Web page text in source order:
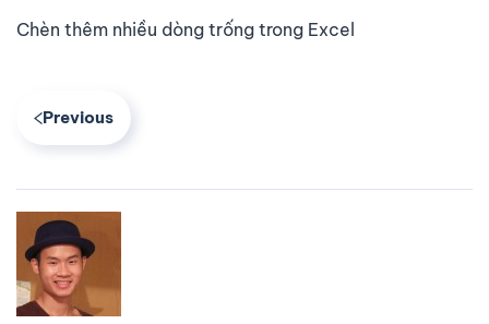
Chèn thêm nhiều dòng trống trong Excel
Previous